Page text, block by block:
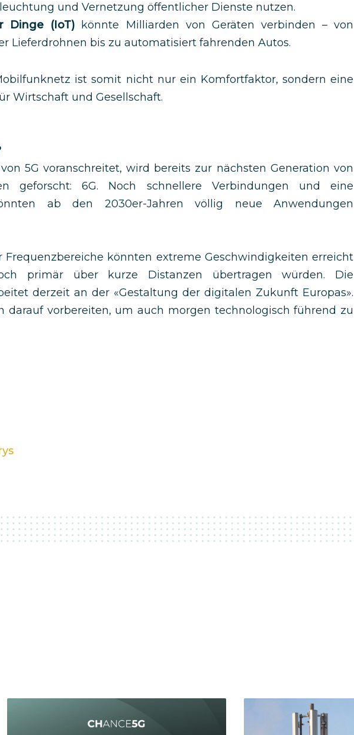
und Vernetzung öffentlicher Dienste nutzen.
Dinge (IoT) könnte Milliarden von Geräten verbinden – von
Lieferdrohnen bis zu automatisiert fahrenden Autos.
ist somit nicht nur ein Komfortfaktor, sondern eine
Wirtschaft und Gesellschaft.
5G voranschreitet, wird bereits zur nächsten Generation von
geforscht: 6G. Noch schnellere Verbindungen und eine
ab den 2030er-Jahren völlig neue Anwendungen
Frequenzbereiche könnten extreme Geschwindigkeiten erreicht
primär über kurze Distanzen übertragen würden. Die
derzeit an der «Gestaltung der digitalen Zukunft Europas».
darauf vorbereiten, um auch morgen technologisch führend zu